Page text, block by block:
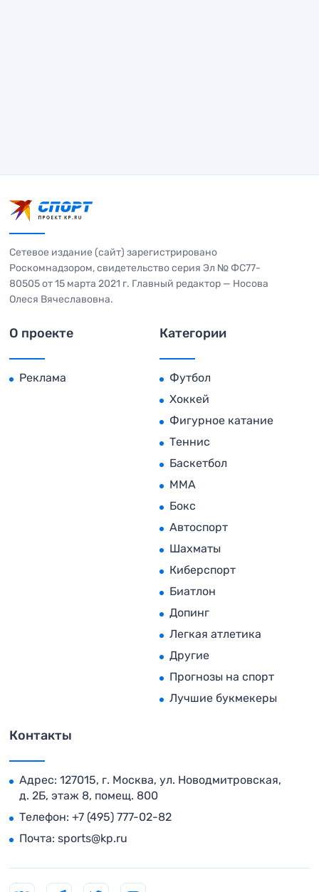
Сетевое издание (сайт) зарегистрировано
Роскомнадзором, свидетельство серия Эл № ФС77-
80505 от 15 марта 2021 г. Главный редактор — Носова
Олеся Вячеславовна.
О проекте
Реклама
Категории
Футбол
Хоккей
Фигурное катание
Теннис
Баскетбол
MMA
Бокс
Автоспорт
Шахматы
Киберспорт
Биатлон
Допинг
Легкая атлетика
Другие
Прогнозы на спорт
Лучшие букмекеры
Контакты
Адрес: 127015, г. Москва, ул. Новодмитровская,
д. 2Б, этаж 8, помещ. 800
Телефон: +7 (495) 777-02-82
Почта: sports@kp.ru